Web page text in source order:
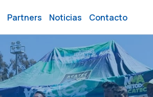
Partners Noticias Contacto